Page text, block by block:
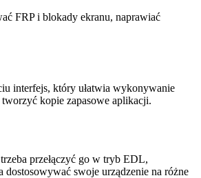
FRP i blokady ekranu, naprawiać
interfejs, który ułatwia wykonywanie
kopie zapasowe aplikacji.
przełączyć go w tryb EDL,
swoje urządzenie na różne